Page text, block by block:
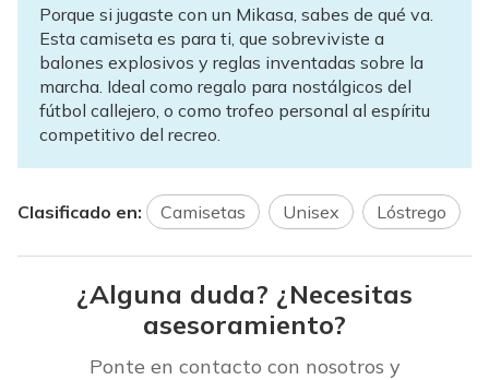
Porque si jugaste con un Mikasa, sabes de qué va.
Esta camiseta es para ti, que sobreviviste a
balones explosivos y reglas inventadas sobre la
marcha. Ideal como regalo para nostálgicos del
fútbol callejero, o como trofeo personal al espíritu
competitivo del recreo.
Clasificado en: Camisetas Unisex Lóstrego
¿Alguna duda? ¿Necesitas
asesoramiento?
Ponte en contacto con nosotros y